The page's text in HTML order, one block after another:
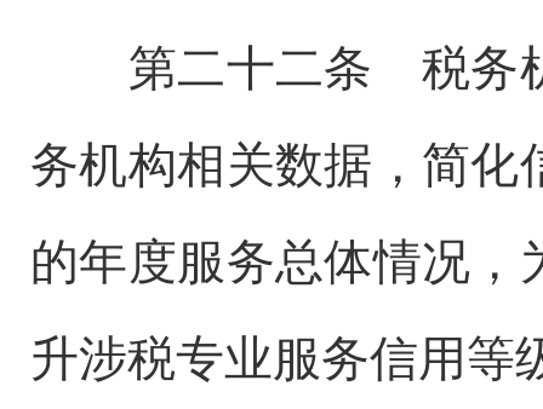
第二十二条 税务机
务机构相关数据，简化
的年度服务总体情况
升涉税专业服务信用等